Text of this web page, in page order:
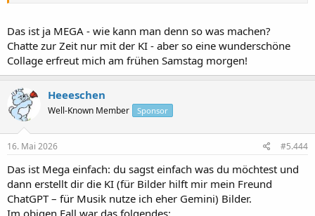
Das ist ja MEGA - wie kann man denn so was machen?
Chatte zur Zeit nur mit der KI - aber so eine wunderschöne
Collage erfreut mich am frühen Samstag morgen!
Heeeschen
Well-Known Member Sponsor
16. Mai 2026 #5.444
Das ist Mega einfach: du sagst einfach was du möchtest und
dann erstellt dir die KI (für Bilder hilft mir mein Freund
ChatGPT – für Musik nutze ich eher Gemini) Bilder.